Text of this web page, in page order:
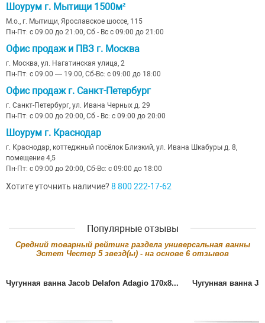
Шоурум г. Мытищи 1500м²
М.о., г. Мытищи, Ярославское шоссе, 115
Пн-Пт: с 09:00 до 21:00, Сб - Вс с 09:00 до 21:00
Офис продаж и ПВЗ г. Москва
г. Москва, ул. Нагатинская улица, 2
Пн-Пт: с 09:00 — 19:00, Сб-Вс: с 09:00 до 18:00
Офис продаж г. Санкт-Петербург
г. Санкт-Петербург, ул. Ивана Черных д. 29
Пн-Пт: с 09:00 до 20:00, Сб - Вс: с 09:00 до 20:00
Шоурум г. Краснодар
г. Краснодар, коттеджный посёлок Близкий, ул. Ивана Шкабуры д. 8,
помещение 4,5
Пн-Пт: с 09:00 до 20:00, Сб-Вс: с 09:00 до 18:00
Хотите уточнить наличие? 8 800 222-17-62
Популярные отзывы
Cредний товарный рейтинг раздела универсальная ванны
Эстет Честер 5звезд(ы) - на основе 6отзывов
Чугунная ванна Jacob Delafon Adagio 170x8... Чугунная ванна